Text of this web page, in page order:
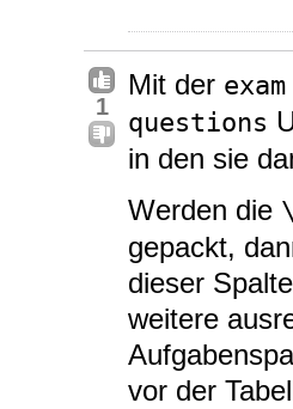
1
Mit der exam
questions
in den sie
Werden die
gepackt,
dieser
weitere
vor der